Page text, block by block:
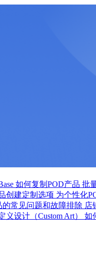
如何复制POD产品 批
创建定制选项 为个性化
的常见问题和故障排除 店
义设计（Custom Art） 如